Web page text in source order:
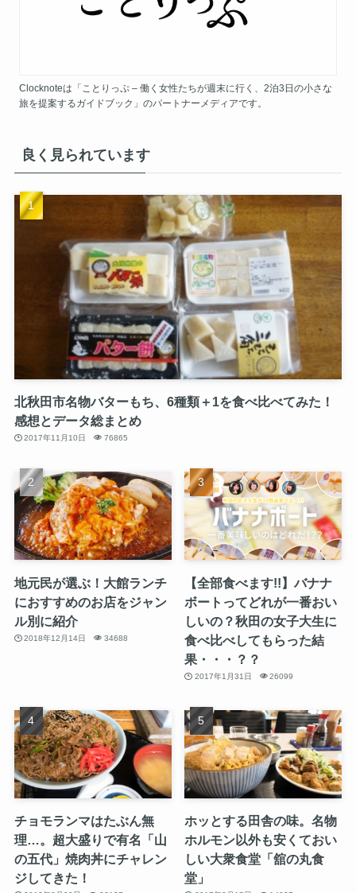
Clocknoteは「ことりっぷ – 働く女性たちが週末に行く、2泊3日の小さな
旅を提案するガイドブック」のパートナーメディアです。
良く見られています
北秋田市名物バターもち、6種類＋1を食べ比べてみた！
感想とデータ総まとめ
2017年11月10日 76865
地元民が選ぶ！大館ランチ
におすすめのお店をジャン
ル別に紹介
2018年12月14日 34688
【全部食べます!!】バナナ
ボートってどれが一番おい
しいの？秋田の女子大生に
食べ比べしてもらった結
果・・・？？
2017年1月31日 26099
チョモランマはたぶん無
理…。超大盛りで有名「山
の五代」焼肉丼にチャレン
ジしてきた！
ホッとする田舎の味。名物
ホルモン以外も安くておい
しい大衆食堂「舘の丸食
堂」